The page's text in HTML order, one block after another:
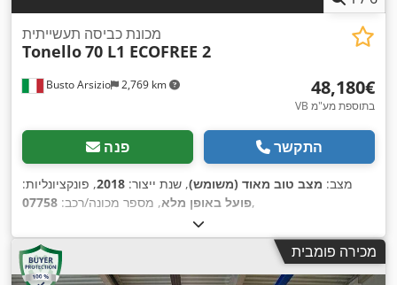
Busto Arsizio 2,769 km
מכונת כביסה תעשייתית
Tonello70 L1 ECOFREE 2
‏48,180 ‏€
VB בתוספת מע"מ
פנה התקשר
מצב: מצב טוב מאוד (משומש), שנת ייצור: 2018, פונקציונליות:
פועל באופן מלא, מספר מכונה/רכב: 07758 ,
מכירה פומבית